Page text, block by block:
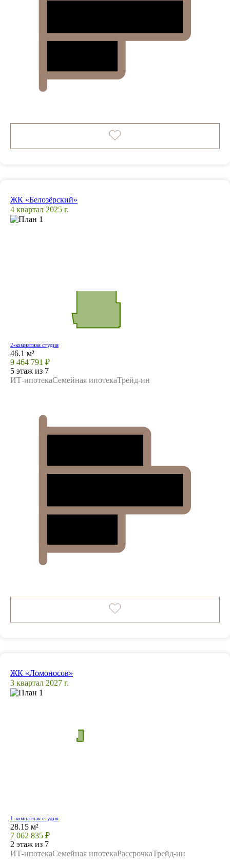
ЖК «Белозёрский»
4 квартал 2025 г.
2-комнатная студия
46.1 м²
9 464 791 ₽
5 этаж из 7
ИТ-ипотекаСемейная ипотекаТрейд-ин
ЖК «Ломоносов»
3 квартал 2027 г.
1-комнатная студия
28.15 м²
7 062 835 ₽
2 этаж из 7
ИТ-ипотекаСемейная ипотекаРассрочкаТрейд-ин